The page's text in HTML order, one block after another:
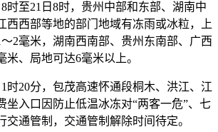
至21日8时，贵州中部和东部、湖南中
西西部等地的部门地域有冻雨或冰粒，上
2毫米，湖南西南部、贵州东南部、广西
米、局地可达6毫米以上。
20分，包茂高速怀通段桐木、洪江、江
坐入口因防止低温冰冻对“两客一危”、七
交通管制，交通管制解除时间待定。